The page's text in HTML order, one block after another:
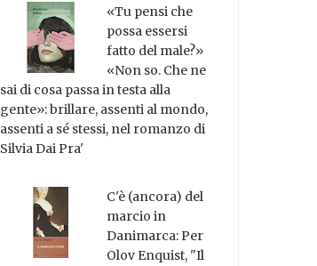
«Tu pensi che
possa essersi
fatto del male?»
«Non so. Che ne
sai di cosa passa in testa alla
gente»: brillare, assenti al mondo,
assenti a sé stessi, nel romanzo di
Silvia Dai Pra'
C'è (ancora) del
marcio in
Danimarca: Per
Olov Enquist, "Il